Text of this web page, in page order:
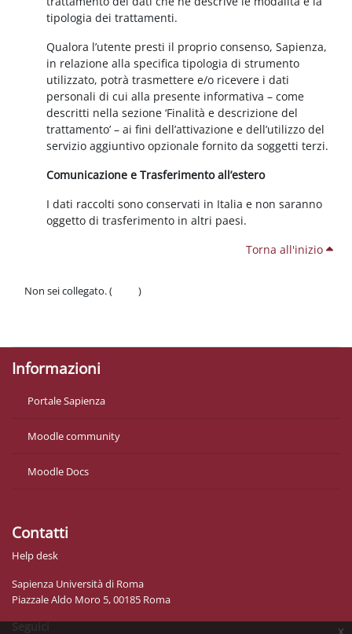
x
tipologia dei trattamenti.
Qualora l’utente presti il proprio consenso, Sapienza,
in relazione alla specifica tipologia di strumento
utilizzato, potrà trasmettere e/o ricevere i dati
personali di cui alla presente informativa – come
descritti nella sezione ‘Finalità e descrizione del
trattamento’ – ai fini dell’attivazione e dell’utilizzo del
servizio aggiuntivo opzionale fornito da soggetti terzi.
Comunicazione e Trasferimento all’estero
I dati raccolti sono conservati in Italia e non saranno
oggetto di trasferimento in altri paesi.
Torna all'inizio
Non sei collegato. (
)
Informazioni
Portale Sapienza
Moodle community
Moodle Docs
Contatti
Help desk
Sapienza Università di Roma
Piazzale Aldo Moro 5, 00185 Roma
Seguici